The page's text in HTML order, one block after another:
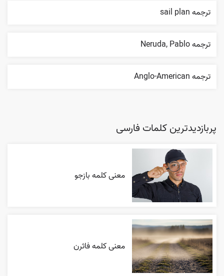
ترجمه sail plan
ترجمه Neruda, Pablo
ترجمه Anglo-American
پربازدیدترین کلمات فارسی
معنی کلمه بازجو
معنی کلمه فاثرن